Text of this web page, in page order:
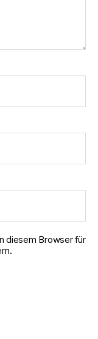
diesem Browser für